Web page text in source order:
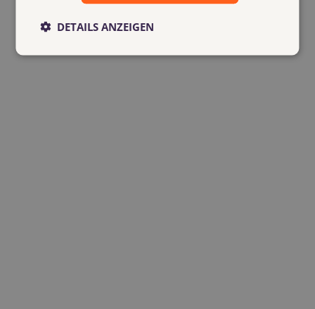
DETAILS ANZEIGEN